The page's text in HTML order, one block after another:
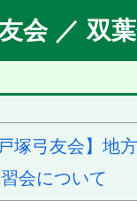
会 ／ 双
塚弓友会】地
会について